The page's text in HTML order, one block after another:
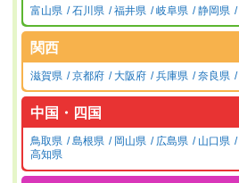
富山県 石川県 福井県 岐阜県 静岡県
関西
滋賀県 京都府 大阪府 兵庫県 奈良県
中国・四国
鳥取県 島根県 岡山県 広島県 山口県
高知県